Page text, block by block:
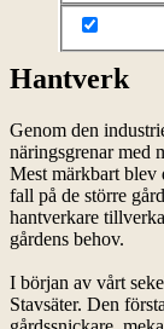
Hantverk
Genom den
näringsgrenar med
Mest märkbart blev
fall på de större
hantverkare
gårdens behov.
I början av vårt
Stavsäter. Den